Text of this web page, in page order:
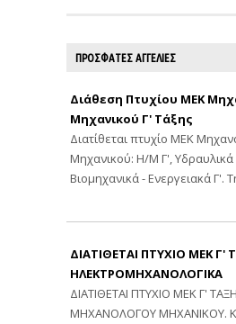
ΠΡΟΣΦΑΤΕΣ ΑΓΓΕΛΙΕΣ
Διάθεση Πτυχίου ΜΕΚ
Μηχανικού Γ' Τάξης
Διατίθεται πτυχίο ΜΕΚ
Μηχανικού: Η/Μ Γ',
Βιομηχανικά - Ενεργειακά Γ'.
ΔΙΑΤΙΘΕΤΑΙ ΠΤΥΧΙΟ ΜΕΚ Γ'
ΗΛΕΚΤΡΟΜΗΧΑΝΟΛΟΓΙΚΑ
ΔΙΑΤΙΘΕΤΑΙ ΠΤΥΧΙΟ ΜΕΚ Γ'
ΜΗΧΑΝΟΛΟΓΟΥ ΜΗΧΑΝΙΚΟΥ.